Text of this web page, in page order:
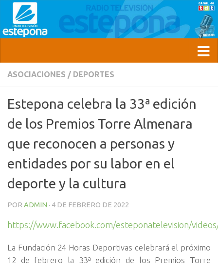
ASOCIACIONES / DEPORTES
Estepona celebra la 33ª edición
de los Premios Torre Almenara
que reconocen a personas y
entidades por su labor en el
deporte y la cultura
POR ADMIN · 4 DE FEBRERO DE 2022
https://www.facebook.com/esteponatelevision/
La Fundación 24 Horas Deportivas celebrará el próximo
12 de febrero la 33ª edición de los Premios Torre